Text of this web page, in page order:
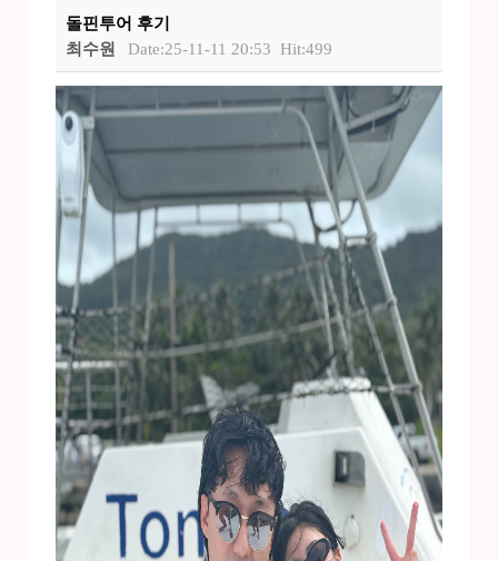
돌핀투어 후기
최수원
Date:25-11-11 20:53 Hit:499